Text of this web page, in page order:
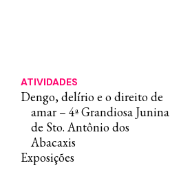
ATIVIDADES
Dengo, delírio e o direito de
amar – 4ª Grandiosa Junina
de Sto. Antônio dos
Abacaxis
Exposições